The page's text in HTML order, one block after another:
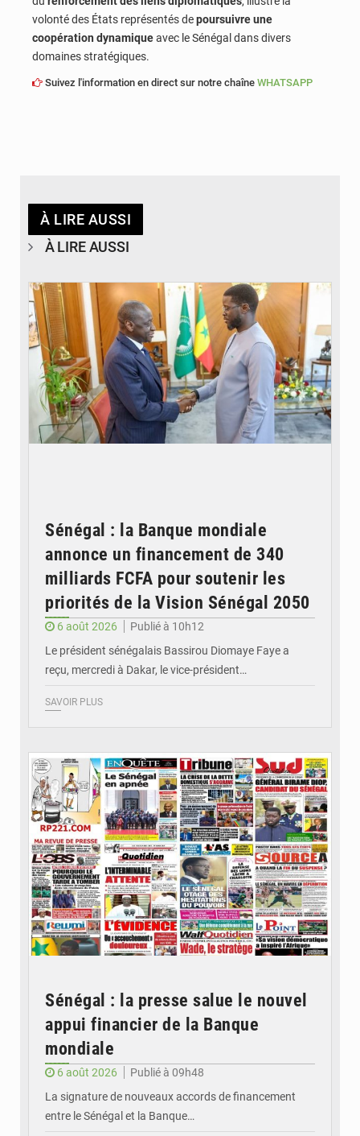
volonté des États représentés depoursuivre une
coopération dynamiqueavec le Sénégal dans divers
domaines stratégiques.
Suivez l'information en direct sur notre chaîne WHATSAPP
À LIRE AUSSI
À LIRE AUSSI
Sénégal : la Banque mondiale
annonce un financement de 340
milliards FCFA pour soutenir les
priorités de la Vision Sénégal 2050
6 août 2026
Publié à 10h12
Le président sénégalais Bassirou Diomaye Faye a
reçu, mercredi à Dakar, le vice-président…
SAVOIR PLUS
Sénégal : la presse salue le nouvel
appui financier de la Banque
mondiale
6 août 2026
Publié à 09h48
La signature de nouveaux accords de financement
entre le Sénégal et la Banque…